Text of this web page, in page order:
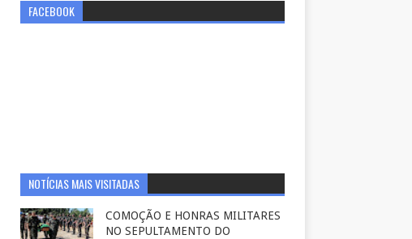
FACEBOOK
NOTÍCIAS MAIS VISITADAS
COMOÇÃO E HONRAS MILITARES
NO SEPULTAMENTO DO